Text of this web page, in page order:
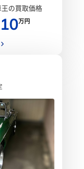
王の買取価格
10万円